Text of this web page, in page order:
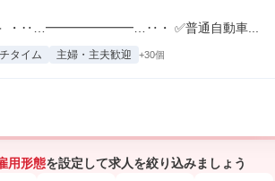
＞ ・‥…━━━━━━━…‥・ ✅普通自動車...
タイム 主婦・主夫歓迎 +30個
用形態を設定して求人を絞り込みましょう